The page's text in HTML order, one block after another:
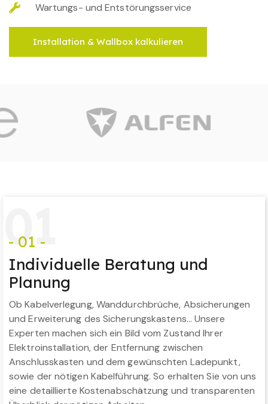
Wartungs- und Entstörungsservice
Installation & Wallbox kalkulieren
01
- 01 -
Individuelle Beratung und
Planung
Ob Kabelverlegung, Wanddurchbrüche, Absicherungen
und Erweiterung des Sicherungskastens… Unsere
Experten machen sich ein Bild vom Zustand Ihrer
Elektroinstallation, der Entfernung zwischen
Anschlusskasten und dem gewünschten Ladepunkt,
sowie der nötigen Kabelführung. So erhalten Sie von uns
eine detaillierte Kostenabschätzung und transparenten